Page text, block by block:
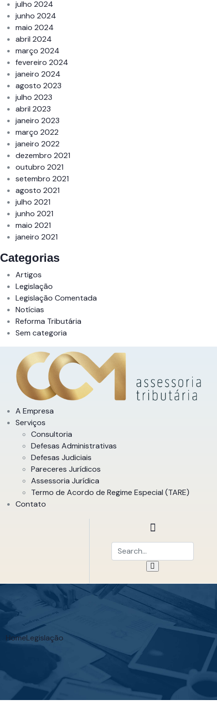
julho 2024
junho 2024
maio 2024
abril 2024
março 2024
fevereiro 2024
janeiro 2024
agosto 2023
julho 2023
abril 2023
janeiro 2023
março 2022
janeiro 2022
dezembro 2021
outubro 2021
setembro 2021
agosto 2021
julho 2021
junho 2021
maio 2021
janeiro 2021
Categorias
Artigos
Legislação
Legislação Comentada
Notícias
Reforma Tributária
Sem categoria
A Empresa
Serviços
Consultoria
Defesas Administrativas
Defesas Judiciais
Pareceres Jurídicos
Assessoria Jurídica
Termo de Acordo de Regime Especial (TARE)
Contato
HomeLegislação